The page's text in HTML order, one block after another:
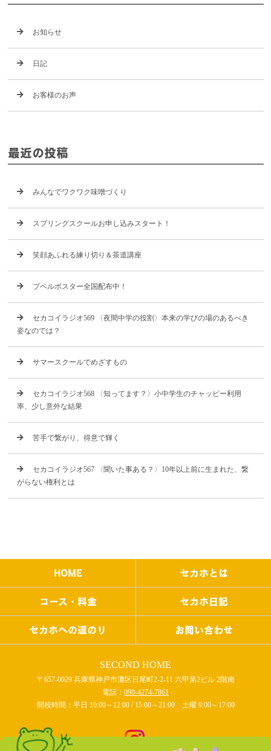
お知らせ
日記
お客様のお声
最近の投稿
みんなでワクワク味噌づくり
スプリングスクールお申し込みスタート！
笑顔あふれる練り切り＆茶道講座
プペルポスター全国配布中！
セカコイラジオ569 〈夜間中学の役割〉本来の学びの場のあるべき
姿なのでは？
サマースクールでめざすもの
セカコイラジオ568 〈知ってます？〉小中学生のチャッピー利用
率、少し意外な結果
苦手で繋がり、得意で輝く
セカコイラジオ567 〈聞いた事ある？〉10年以上前に生まれた、繋
がらない権利とは
HOME セカホとは
コース・料金 セカホ日記
セカホへの道のり お問い合わせ
SECOND HOME
〒657-0029 兵庫県神戸市灘区日尾町2-2-11 六甲第2ビル 2階南
電話： 090-4274-7861
開校時間：平日 10:00～12:00 / 15:00～21:00 土曜 9:00～17:00